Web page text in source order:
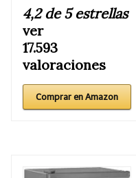
4,2 de 5 estrellas
ver
17.593
valoraciones
Comprar en Amazon